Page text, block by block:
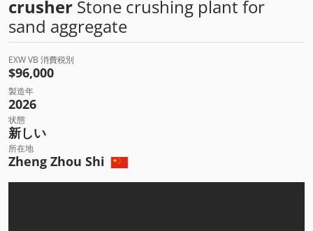
crusher Stone crushing plant for
sand aggregate
EXW VB 消費税別
$96,000
製造年
2026
状態
新しい
所在地
Zheng Zhou Shi